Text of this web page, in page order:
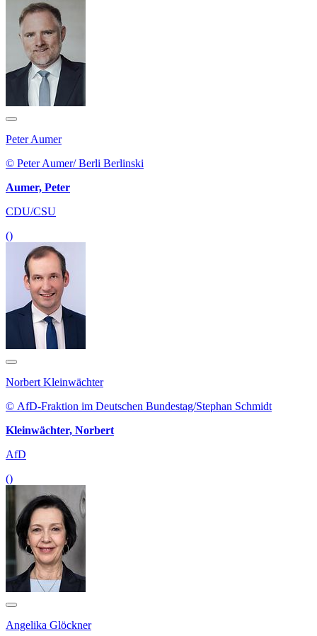
Peter Aumer
© Peter Aumer/ Berli Berlinski
Aumer, Peter
CDU/CSU
()
Norbert Kleinwächter
© AfD-Fraktion im Deutschen Bundestag/Stephan Schmidt
Kleinwächter, Norbert
AfD
()
Angelika Glöckner